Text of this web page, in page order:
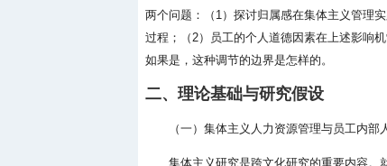
两个问题：（1）探讨归属感在集体主义管理
过程；（2）员工的个人道德因素在上述影响
如果是，这种调节的边界是怎样的。
二、理论基础与研究假设
（一）集体主义人力资源管理与员工内部
集体主义研究是跨文化研究的重要内容